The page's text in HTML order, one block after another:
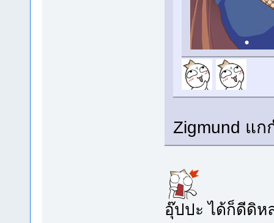
Zigmund แก
อุ๊ปปะ ได้ก็ดีดิห